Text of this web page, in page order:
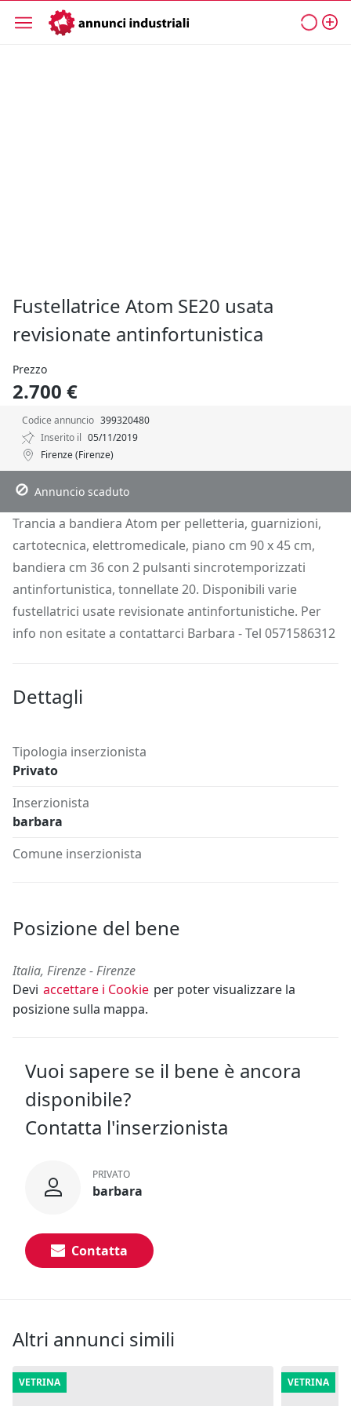
Fustellatrice Atom SE20 usata
revisionate antinfortunistica
Prezzo
2.700 €
Codice annuncio 399320480
Inserito il 05/11/2019
Firenze (Firenze)
Descrizione
Dettagli Posizione Richiedi Info
Annuncio scaduto
Trancia a bandiera Atom per pelletteria, guarnizioni,
cartotecnica, elettromedicale, piano cm 90 x 45 cm,
bandiera cm 36 con 2 pulsanti sincrotemporizzati
antinfortunistica, tonnellate 20. Disponibili varie
fustellatrici usate revisionate antinfortunistiche. Per
info non esitate a contattarci Barbara - Tel 0571586312
Dettagli
Tipologia inserzionista
Privato
Inserzionista
barbara
Comune inserzionista
Posizione del bene
Italia, Firenze - Firenze
Devi accettare i Cookie per poter visualizzare la
posizione sulla mappa.
Vuoi sapere se il bene è ancora
disponibile?
Contatta l'inserzionista
PRIVATO
barbara
Contatta
Altri annunci simili
VETRINA VETRINA